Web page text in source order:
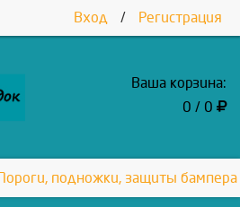
Вход / Регистрация
Ваша корзина:
0 / 0
подножки, защиты